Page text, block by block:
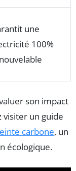
une
100%
son impact
visiter un guide
carbone, un
écologique.